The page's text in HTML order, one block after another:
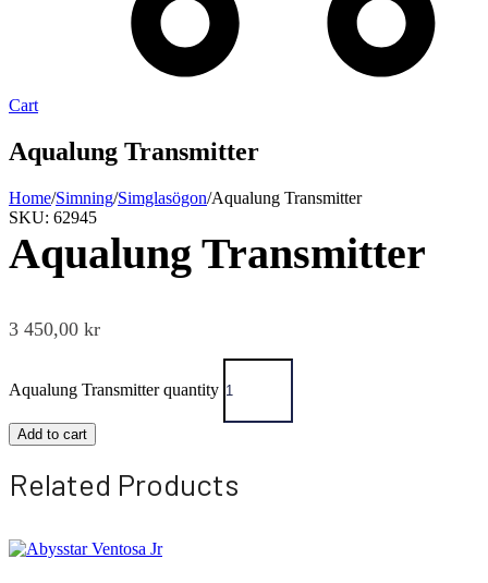
Cart
Aqualung Transmitter
Home/Simning/Simglasögon/Aqualung Transmitter
SKU: 62945
Aqualung Transmitter
3 450,00 kr
Aqualung Transmitter quantity
Add to cart
Related Products